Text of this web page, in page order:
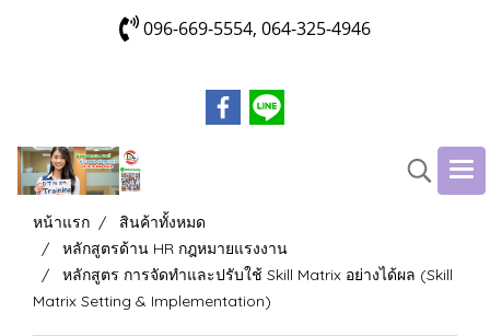
096-669-5554, 064-325-4946
หน้าแรก
สินค้าทั้งหมด
หลักสูตรด้าน HR กฎหมายแรงงาน
หลักสูตร การจัดทำและปรับใช้ Skill Matrix อย่างได้ผล (Skill
Matrix Setting & Implementation)